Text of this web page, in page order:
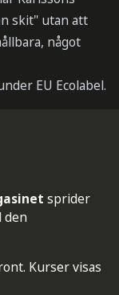
skit" utan att
något
EU Ecolabel.
sprider
den
Kurser visas